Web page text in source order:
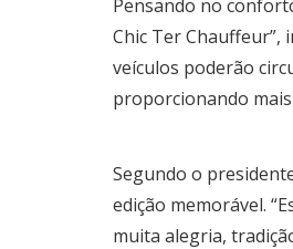
Pensando no
Chic Ter Chauffeur”,
veículos poderão
proporcionando
Segundo o
edição memorável.
muita alegria,